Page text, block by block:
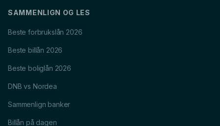
SAMMENLIGN OG LES
Beste forbrukslån 2026
Beste billån 2026
Beste boliglån 2026
DNB vs Nordea
Sammenlign banker
Billån på dagen